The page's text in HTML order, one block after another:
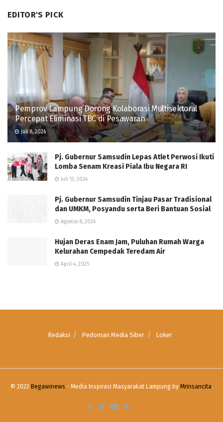
EDITOR'S PICK
Pemprov Lampung Dorong Kolaborasi Multisektoral
Percepat Eliminasi TBC di Pesawaran
Juli 8, 2026
Pj. Gubernur Samsudin Lepas Atlet Perwosi Ikuti
Lomba Senam Kreasi Piala Ibu Negara RI
Juli 13, 2024
Pj. Gubernur Samsudin Tinjau Pasar Tradisional
dan UMKM, Posyandu serta Beri Bantuan Sosial
Agustus 8, 2024
Hujan Deras Enam Jam, Puluhan Rumah Warga
Kelurahan Cempedak Teredam Air
April 4, 2025
Redaksi Pedoman Media Siber Loker
© 2022 Begawinews - Media Inspirasi Masyarakat Lampung by Mrinsancita.